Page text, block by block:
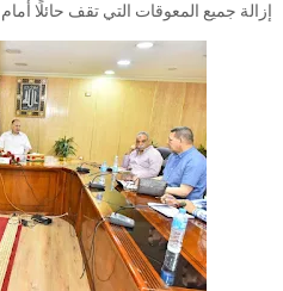
إزالة جميع المعوقات التي تقف حائلًا أمام